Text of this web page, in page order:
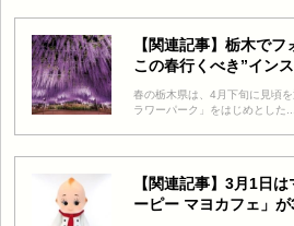
【関連記事】栃木で
この春行くべき”イン
春の栃木県は、4月下旬に見頃
ラワーパーク」をはじめとした...
【関連記事】3月1日
ーピー マヨカフェ」